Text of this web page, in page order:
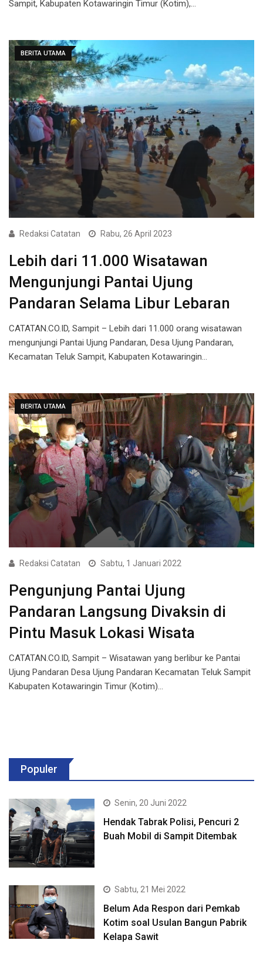
Sampit, Kabupaten Kotawaringin Timur (Kotim),…
BERITA UTAMA
Redaksi Catatan Rabu, 26 April 2023
Lebih dari 11.000 Wisatawan
Mengunjungi Pantai Ujung
Pandaran Selama Libur Lebaran
CATATAN.CO.ID, Sampit – Lebih dari 11.000 orang wisatawan
mengunjungi Pantai Ujung Pandaran, Desa Ujung Pandaran,
Kecamatan Teluk Sampit, Kabupaten Kotawaringin…
BERITA UTAMA
Redaksi Catatan Sabtu, 1 Januari 2022
Pengunjung Pantai Ujung
Pandaran Langsung Divaksin di
Pintu Masuk Lokasi Wisata
CATATAN.CO.ID, Sampit – Wisatawan yang berlibur ke Pantai
Ujung Pandaran Desa Ujung Pandaran Kecamatan Teluk Sampit
Kabupaten Kotawaringin Timur (Kotim)…
Populer
Senin, 20 Juni 2022
Hendak Tabrak Polisi, Pencuri 2
Buah Mobil di Sampit Ditembak
Sabtu, 21 Mei 2022
Belum Ada Respon dari Pemkab
Kotim soal Usulan Bangun Pabrik
Kelapa Sawit